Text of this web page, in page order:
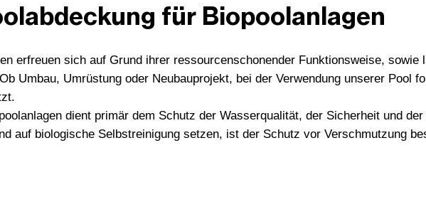
für Biopoolanlagen
erfreuen sich auf Grund ihrer ressourcenschonender Funktionsweise, sowie
Umbau, Umrüstung oder Neubauprojekt, bei der Verwendung unserer Pool
dient primär dem Schutz der Wasserqualität, der Sicherheit und
auf biologische Selbstreinigung setzen, ist der Schutz vor Verschmutzung